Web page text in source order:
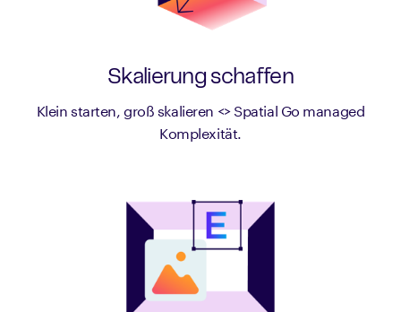
Skalierung schaffen
Klein starten, groß skalieren <> Spatial Go managed
Komplexität.